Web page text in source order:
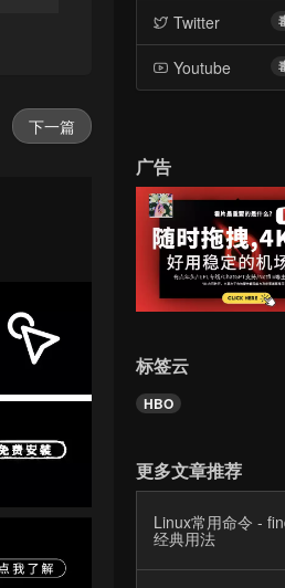
下一篇
Twitter
Youtube
广告
标签云
HBO
更多文章推荐
Linux常用命令 -
经典用法